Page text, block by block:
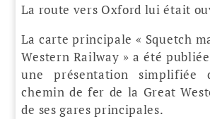
La route vers Oxford lui était
La carte principale « Squetch
Western Railway » a été publiée
une présentation simplifiée
chemin de fer de la Great
de ses gares principales.